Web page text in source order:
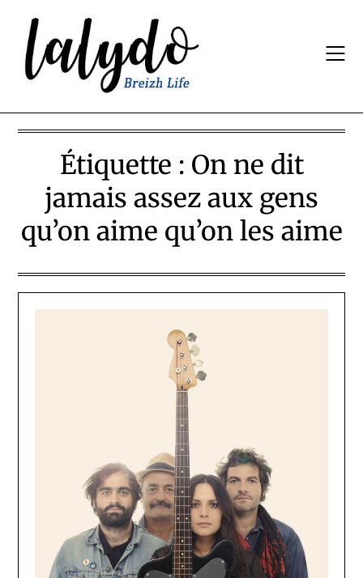
content
Étiquette : On ne dit
jamais assez aux gens
qu’on aime qu’on les aime